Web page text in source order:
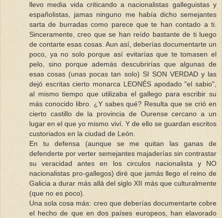
llevo media vida criticando a nacionalistas galleguistas y
españolistas, jamas ninguno me había dicho semejantes
sarta de burradas como parece que te han contado a ti.
Sinceramente, creo que se han reído bastante de ti luego
de contarte esas cosas. Aun así, deberías documentarte un
poco, ya no solo porque así evitarías que te tomasen el
pelo, sino porque además descubrirías que algunas de
esas cosas (unas pocas tan solo) SI SON VERDAD y las
dejó escritas cierto monarca LEONÉS apodado "el sabio",
al mismo tiempo que utilizaba el gallego para escribir su
más conocido libro. ¿Y sabes qué? Resulta que se crió en
cierto castillo de la provincia de Ourense cercano a un
lugar en el que yo mismo viví. Y de ello se guardan escritos
custoriados en la ciudad de León.
En tu defensa (aunque se me quitan las ganas de
defenderte por verter semejantes majaderías sin contrastar
su veracidad antes en los circulos nacionalista y NO
nacionalistas pro-gallegos) diré que jamás llego el reino de
Galicia a durar más allá del siglo XII más que culturalmente
(que no es poco).
Una sola cosa más: creo que deberías documentarte cobre
el hecho de que en dos países europeos, han elavorado